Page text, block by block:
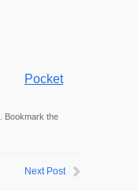
Pocket
. Bookmark the
Next Post